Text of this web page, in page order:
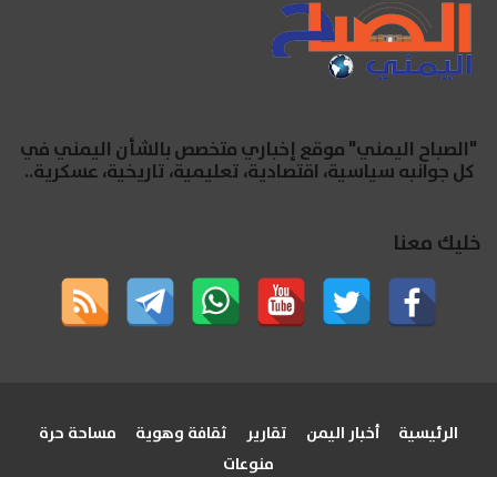
"الصباح اليمني" موقع إخباري متخصص بالشأن اليمني في
كل جوانبه سياسية، اقتصادية، تعليمية، تاريخية، عسكرية..
خليك معنا
الرئيسية أخبار اليمن تقارير ثقافة وهوية
مساحة حرة
منوعات